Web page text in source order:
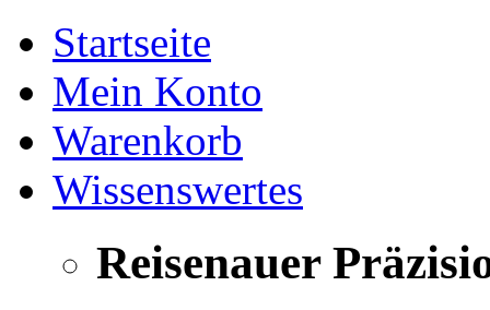
Startseite
Mein Konto
Warenkorb
Wissenswertes
Reisenauer